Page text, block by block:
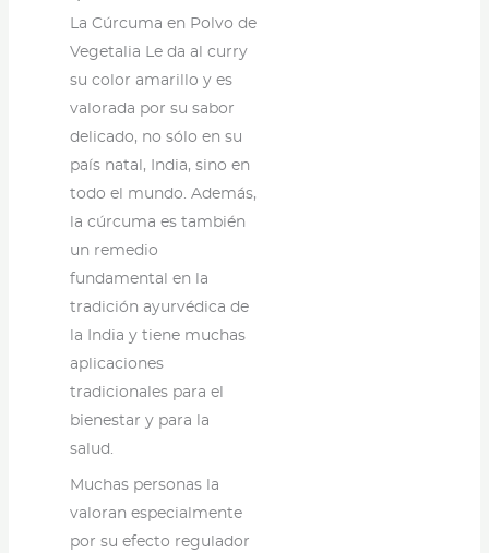
La Cúrcuma en Polvo de
Vegetalia Le da al curry
su color amarillo y es
valorada por su sabor
delicado, no sólo en su
país natal, India, sino en
todo el mundo. Además,
la cúrcuma es también
un remedio
fundamental en la
tradición ayurvédica de
la India y tiene muchas
aplicaciones
tradicionales para el
bienestar y para la
salud.
Muchas personas la
valoran especialmente
por su efecto regulador